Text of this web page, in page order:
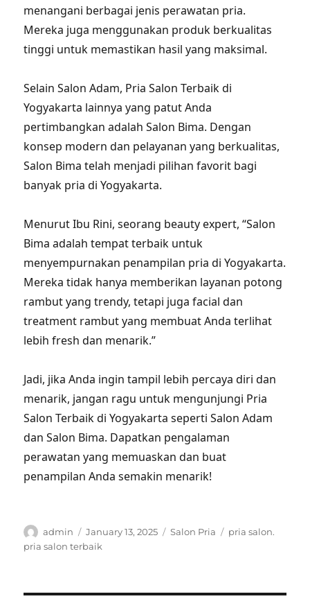
menangani berbagai jenis perawatan pria.
Mereka juga menggunakan produk berkualitas
tinggi untuk memastikan hasil yang maksimal.
Selain Salon Adam, Pria Salon Terbaik di
Yogyakarta lainnya yang patut Anda
pertimbangkan adalah Salon Bima. Dengan
konsep modern dan pelayanan yang berkualitas,
Salon Bima telah menjadi pilihan favorit bagi
banyak pria di Yogyakarta.
Menurut Ibu Rini, seorang beauty expert, “Salon
Bima adalah tempat terbaik untuk
menyempurnakan penampilan pria di Yogyakarta.
Mereka tidak hanya memberikan layanan potong
rambut yang trendy, tetapi juga facial dan
treatment rambut yang membuat Anda terlihat
lebih fresh dan menarik.”
Jadi, jika Anda ingin tampil lebih percaya diri dan
menarik, jangan ragu untuk mengunjungi Pria
Salon Terbaik di Yogyakarta seperti Salon Adam
dan Salon Bima. Dapatkan pengalaman
perawatan yang memuaskan dan buat
penampilan Anda semakin menarik!
Author
admin
Posted
on
January 13, 2025 Categories
Salon Pria Tags
pria salon.
pria salon terbaik